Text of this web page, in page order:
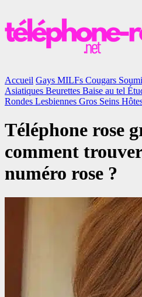
Accueil Gays MILFs Cougars
Asiatiques Beurettes Baise au tel
Rondes Lesbiennes Gros Seins
Téléphone rose
comment
numéro rose ?